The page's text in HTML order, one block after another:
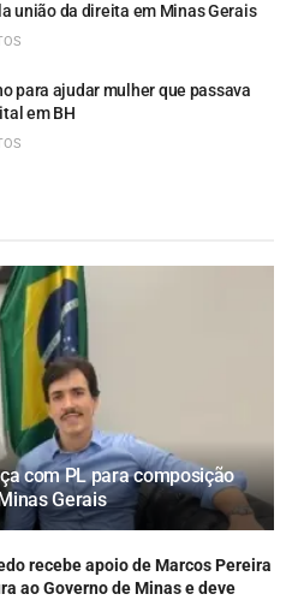
união da direita em Minas Gerais
para ajudar mulher que passava
em BH
com PL para composição
Gerais
recebe apoio de Marcos Pereira
ao Governo de Minas e deve